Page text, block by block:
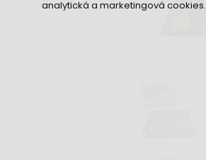
analytická a marketingová cookies.